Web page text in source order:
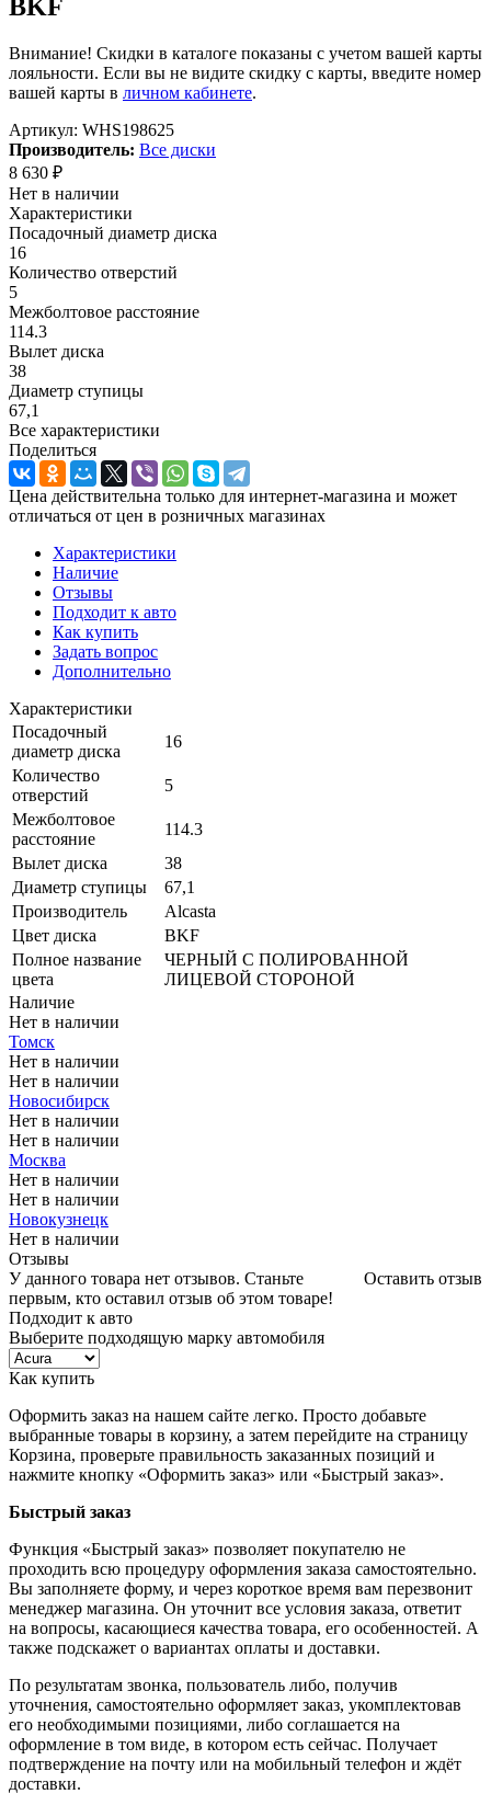
BKF
Внимание! Скидки в каталоге показаны с учетом вашей карты
лояльности. Если вы не видите скидку с карты, введите номер
вашей карты в личном кабинете.
Артикул: WHS198625
Производитель: Все диски
8 630 ₽
Нет в наличии
Характеристики
Посадочный диаметр диска
16
Количество отверстий
5
Межболтовое расстояние
114.3
Вылет диска
38
Диаметр ступицы
67,1
Все характеристики
Поделиться
Цена действительна только для интернет-магазина и может
отличаться от цен в розничных магазинах
Характеристики
Наличие
Отзывы
Подходит к авто
Как купить
Задать вопрос
Дополнительно
Характеристики
Посадочный
диаметр диска
16
Количество
отверстий
5
Межболтовое
расстояние
114.3
Вылет диска
38
Диаметр ступицы
67,1
Производитель
Alcasta
Цвет диска
BKF
Полное название
цвета
ЧЕРНЫЙ С ПОЛИРОВАННОЙ
ЛИЦЕВОЙ СТОРОНОЙ
Наличие
Нет в наличии
Томск
Нет в наличии
Нет в наличии
Новосибирск
Нет в наличии
Нет в наличии
Москва
Нет в наличии
Нет в наличии
Новокузнецк
Нет в наличии
Отзывы
Оставить отзыв
У данного товара нет отзывов. Станьте
первым, кто оставил отзыв об этом товаре!
Подходит к авто
Выберите подходящую марку автомобиля
Как купить
Оформить заказ на нашем сайте легко. Просто добавьте
выбранные товары в корзину, а затем перейдите на страницу
Корзина, проверьте правильность заказанных позиций и
нажмите кнопку «Оформить заказ» или «Быстрый заказ».
Быстрый заказ
Функция «Быстрый заказ» позволяет покупателю не
проходить всю процедуру оформления заказа самостоятельно.
Вы заполняете форму, и через короткое время вам перезвонит
менеджер магазина. Он уточнит все условия заказа, ответит
на вопросы, касающиеся качества товара, его особенностей. А
также подскажет о вариантах оплаты и доставки.
По результатам звонка, пользователь либо, получив
уточнения, самостоятельно оформляет заказ, укомплектовав
его необходимыми позициями, либо соглашается на
оформление в том виде, в котором есть сейчас. Получает
подтверждение на почту или на мобильный телефон и ждёт
доставки.